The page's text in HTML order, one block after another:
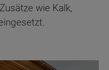
wie Kalk,